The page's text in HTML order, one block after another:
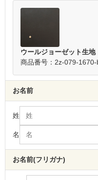
ウールジョーゼット生
商品番号：2z-079-1670-
お名前
姓
名
お名前(フリガナ)